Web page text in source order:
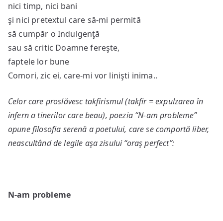
nici timp, nici bani
şi nici pretextul care să-mi permită
să cumpăr o Indulgenţă
sau să critic Doamne fereşte,
faptele lor bune
Comori, zic ei, care-mi vor linişti inima..
Celor care proslăvesc takfirismul (takfir = expulzarea în
infern a tinerilor care beau), poezia “N-am probleme”
opune filosofia serenă a poetului, care se comportă liber,
neascultând de legile aşa zisului “oraş perfect”:
N-am probleme